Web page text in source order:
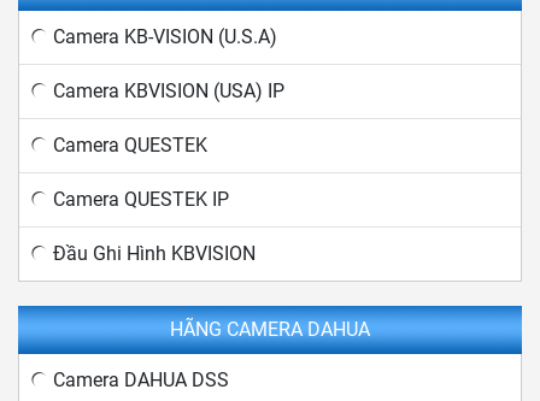
Camera KB-VISION (U.S.A)
Camera KBVISION (USA) IP
Camera QUESTEK
Camera QUESTEK IP
Đầu Ghi Hình KBVISION
HÃNG CAMERA DAHUA
Camera DAHUA DSS